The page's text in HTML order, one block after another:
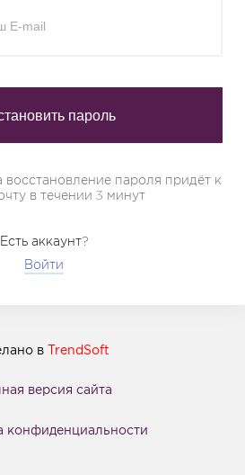
восстановление пароля придёт к
в течении 3 минут
Есть аккаунт?
Войти
в TrendSoft
версия сайта
конфиденциальности